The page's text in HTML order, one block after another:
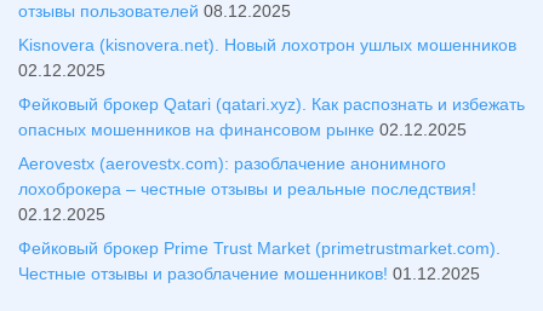
отзывы пользователей 08.12.2025
Kisnovera (kisnovera.net). Новый лохотрон ушлых мошенников
02.12.2025
Фейковый брокер Qatari (qatari.xyz). Как распознать и избежать
опасных мошенников на финансовом рынке 02.12.2025
Aerovestx (aerovestx.com): разоблачение анонимного
лохоброкера – честные отзывы и реальные последствия!
02.12.2025
Фейковый брокер Prime Trust Market (primetrustmarket.com).
Честные отзывы и разоблачение мошенников! 01.12.2025